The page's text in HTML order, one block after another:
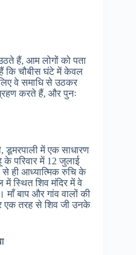
हैं, आम लोगों को पता
कि चौबीस घंटे में केवल
वे समाधि से उठकर
करते हैं, और पुनः
डूमरपाली में एक साधारण
के परिवार में 12 जुलाई
से ही आध्यात्मिक रुचि के
स्थित शिव मंदिर में वे
माँ बाप और गांव वालों की
एक तरह से शिव जी उनके